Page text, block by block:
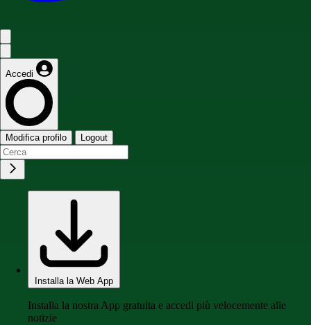
Accedi
Modifica profilo Logout
Installa la Web App
Installa la nostra App gratuita e accedi più velocemente alle
notizie